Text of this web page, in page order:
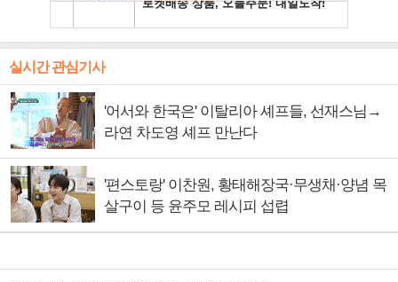
실시간 관심기사
'어서와 한국은' 이탈리아 셰프들, 선재스님→
라연 차도영 셰프 만난다
'편스토랑' 이찬원, 황태해장국·무생채·양념 목
살구이 등 윤주모 레시피 섭렵